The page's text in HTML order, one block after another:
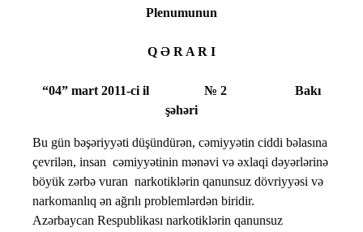
Plenumunun
Q Ə R A R I
“04” mart 2011-ci il № 2 Bakı
şəhəri
Bu gün bəşəriyyəti düşündürən, cəmiyyətin ciddi bəlasına
çevrilən, insan cəmiyyətinin mənəvi və əxlaqi dəyərlərinə
böyük zərbə vuran narkotiklərin qanunsuz dövriyyəsi və
narkomanlıq ən ağrılı problemlərdən biridir.
Azərbaycan Respublikası narkotiklərin qanunsuz